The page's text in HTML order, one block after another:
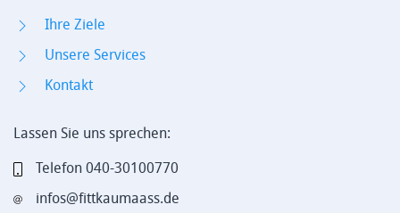
Ihre Ziele
Unsere Services
Kontakt
Lassen Sie uns sprechen:
Telefon 040-30100770
infos@fittkaumaass.de